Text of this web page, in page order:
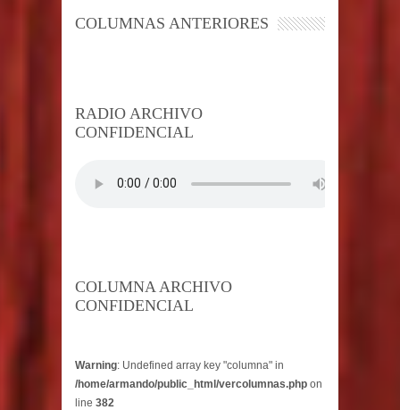
COLUMNAS ANTERIORES
RADIO ARCHIVO
CONFIDENCIAL
COLUMNA ARCHIVO
CONFIDENCIAL
Warning: Undefined array key "columna" in
/home/armando/public_html/vercolumnas.php on
line 382